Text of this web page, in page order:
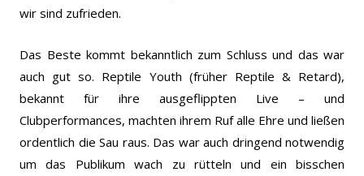
wir sind zufrieden.
Das Beste kommt bekanntlich zum Schluss und das war
auch gut so. Reptile Youth (früher Reptile & Retard),
bekannt für ihre ausgeflippten Live – und
Clubperformances, machten ihrem Ruf alle Ehre und ließen
ordentlich die Sau raus. Das war auch dringend notwendig
um das Publikum wach zu rütteln und ein bisschen